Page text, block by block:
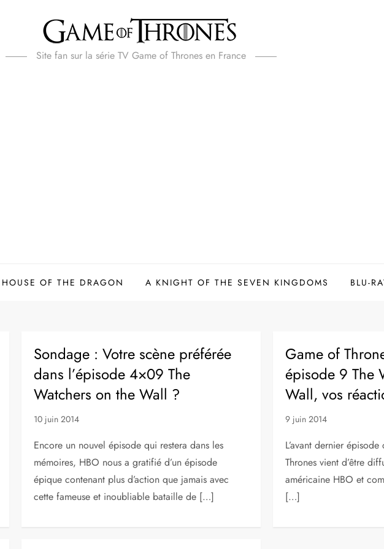
Site fan sur la série TV Game of Thrones en France
HOUSE OF THE DRAGON A KNIGHT OF THE SEVEN KINGDOMS BLU-
Sondage : Votre scène préférée
dans l’épisode 4×09 The
Watchers on the Wall ?
10 juin 2014
Encore un nouvel épisode qui restera dans les
mémoires, HBO nous a gratifié d’un épisode
épique contenant plus d’action que jamais avec
cette fameuse et inoubliable bataille de […]
Game of
épisode 9 The
Wall, vos
9 juin 2014
L’avant dernier
Thrones vient d’être
américaine HBO et
[…]